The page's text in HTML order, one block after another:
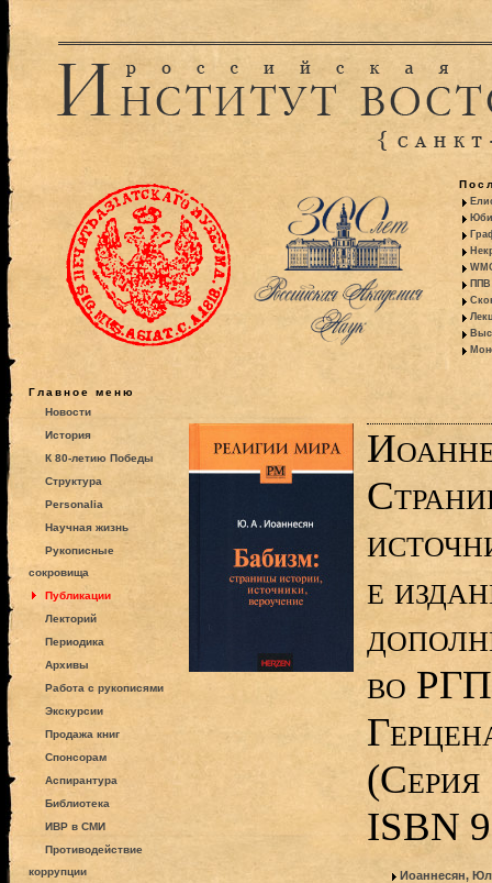
ППВ
Главное меню
Новости
История
К 80-летию Победы
Структура
Personalia
Научная жизнь
Рукописные
сокровища
Публикации
Лекторий
Периодика
Архивы
Работа с рукописями
Экскурсии
Продажа книг
Спонсорам
Аспирантура
Библиотека
ИВР в СМИ
Противодействие
коррупции
е
во
(Серия
ISBN
Иоаннесян,